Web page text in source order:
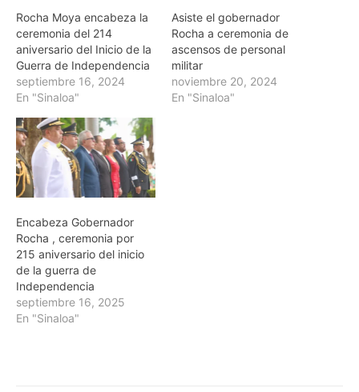
Rocha Moya encabeza la
ceremonia del 214
aniversario del Inicio de la
Guerra de Independencia
septiembre 16, 2024
En "Sinaloa"
Asiste el gobernador
Rocha a ceremonia de
ascensos de personal
militar
noviembre 20, 2024
En "Sinaloa"
Encabeza Gobernador
Rocha , ceremonia por
215 aniversario del inicio
de la guerra de
Independencia
septiembre 16, 2025
En "Sinaloa"